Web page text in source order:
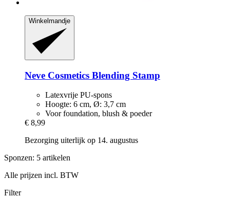
Winkelmandje
Neve Cosmetics Blending Stamp
Latexvrije PU-spons
Hoogte: 6 cm, Ø: 3,7 cm
Voor foundation, blush & poeder
€ 8,99
Bezorging uiterlijk op 14. augustus
Sponzen: 5 artikelen
Alle prijzen incl. BTW
Filter